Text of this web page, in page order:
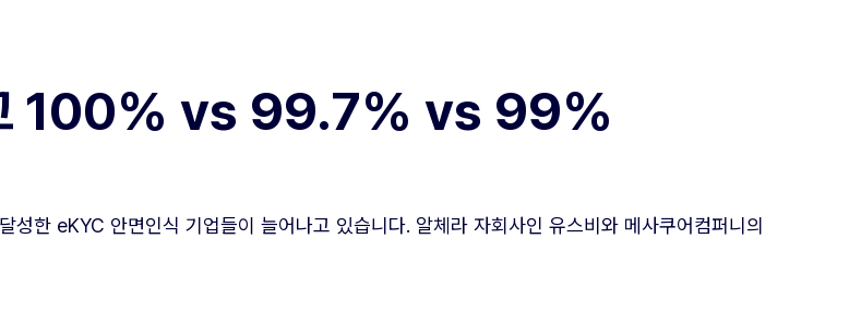
100% vs 99.7% vs 99%
한 eKYC 안면인식 기업들이 늘어나고 있습니다. 알체라 자회사인 유스비와 메사쿠어컴퍼니의